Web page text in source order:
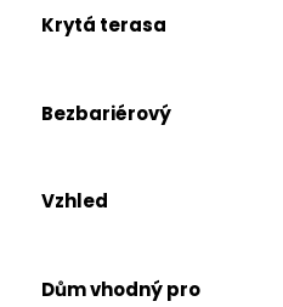
Krytá terasa
Bezbariérový
Vzhled
Dům vhodný pro